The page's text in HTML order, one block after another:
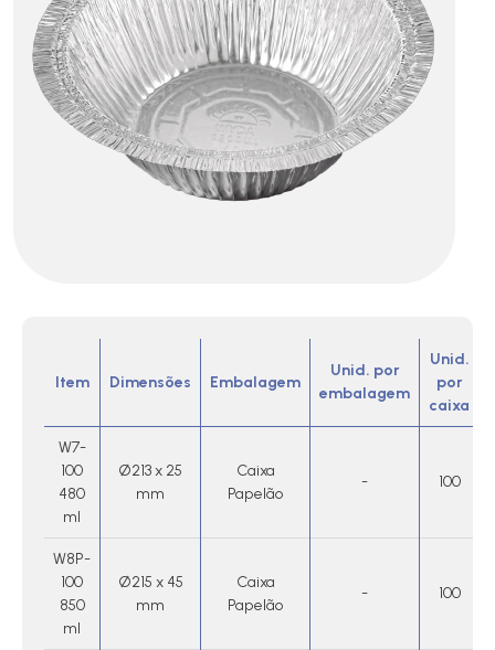
Item Dimensões Embalagem
Unid. por
embalagem
Unid.
por
caixa
W7-
100
480
ml
Ø213 x 25
mm
Caixa
Papelão
- 100
W8P-
100
850
ml
Ø215 x 45
mm
Caixa
Papelão
- 100